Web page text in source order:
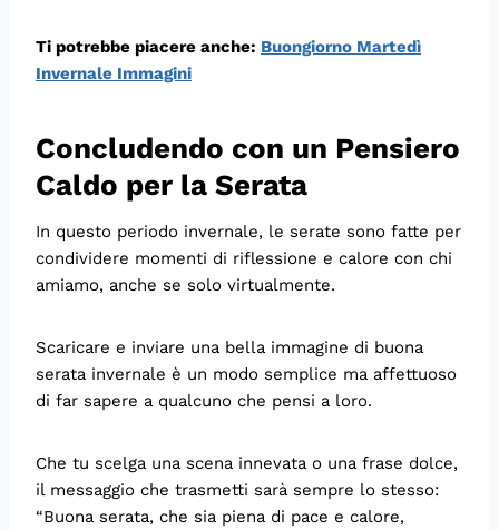
Ti potrebbe piacere anche: Buongiorno Martedì
Invernale Immagini
Concludendo con un Pensiero
Caldo per la Serata
In questo periodo invernale, le serate sono fatte per
condividere momenti di riflessione e calore con chi
amiamo, anche se solo virtualmente.
Scaricare e inviare una bella immagine di buona
serata invernale è un modo semplice ma affettuoso
di far sapere a qualcuno che pensi a loro.
Che tu scelga una scena innevata o una frase dolce,
il messaggio che trasmetti sarà sempre lo stesso:
“Buona serata, che sia piena di pace e calore,